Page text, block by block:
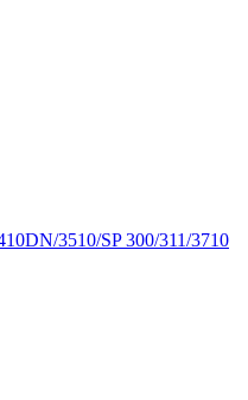
3510/SP 300/311/3710